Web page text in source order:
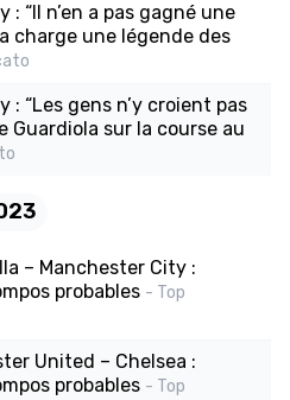
: “Il n’en a pas gagné une
charge une légende des
: “Les gens n’y croient pas
Guardiola sur la course au
– Manchester City :
probables - Top
United – Chelsea :
probables - Top